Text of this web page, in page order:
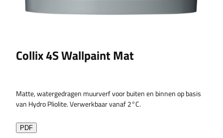
Collix 4S Wallpaint Mat
Matte, watergedragen muurverf voor buiten en binnen op basis
van Hydro Pliolite. Verwerkbaar vanaf 2°C.
PDF